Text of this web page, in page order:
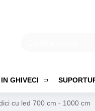
GHIVECI
cu led 700 cm - 1000 cm